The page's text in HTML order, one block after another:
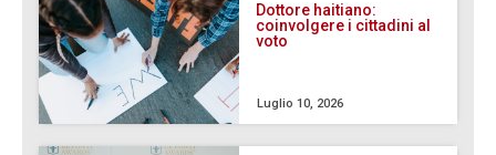
Dottore haitiano:
coinvolgere i cittadini al
voto
Luglio 10, 2026